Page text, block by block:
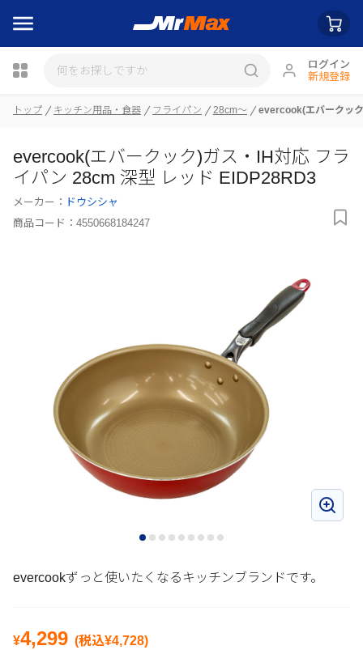
ログイン
新規登録
瓶詰
トップ キッチン用品・食器 フライパン 28cm～ evercook(エバークッ
evercook(エバークック)ガス・IH対応 フラ
イパン 28cm 深型 レッド EIDP28RD3
メーカー：
ドウシシャ
商品コード： 4550668184247
evercookずっと使いたくなるキッチンブランドです。
¥4,299 (税込¥4,728)